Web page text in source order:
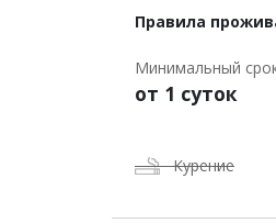
Правила
Минимальный
от 1 суток
Курение